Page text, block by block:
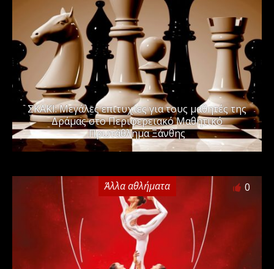
ΣΚΑΚΙ: Μεγάλες επιτυχίες για τους μαθητές της
Δράμας στο Περιφερειακό Μαθητικό
Πρωτάθλημα Ξάνθης
Άλλα αθλήματα 0